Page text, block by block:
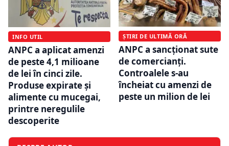
INFO UTIL
ANPC a aplicat amenzi
de peste 4,1 milioane
de lei în cinci zile.
Produse expirate și
alimente cu mucegai,
printre neregulile
descoperite
ȘTIRI DE ULTIMĂ ORĂ
ANPC a sancționat sute
de comercianți.
Controalele s-au
încheiat cu amenzi de
peste un milion de lei